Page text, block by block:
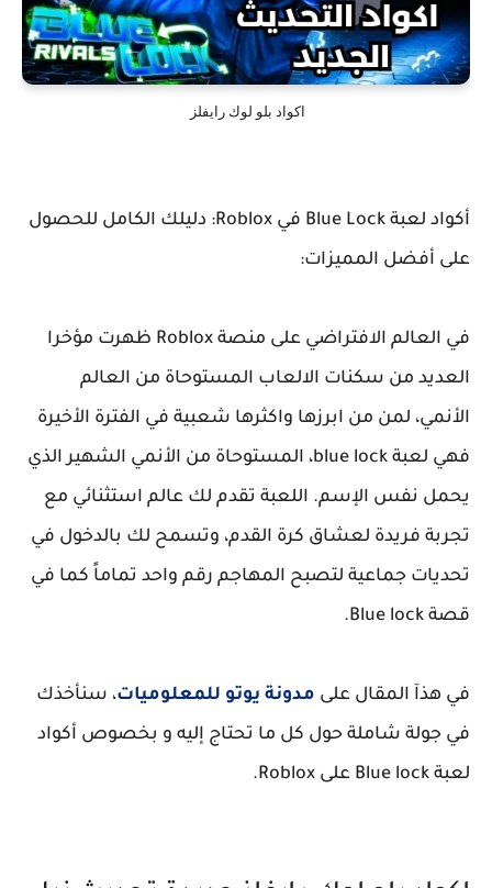
اكواد بلو لوك رايفلز
أكواد لعبة Blue Lock في Roblox: دليلك الكامل للحصول
على أفضل المميزات:
في العالم الافتراضي على منصة Roblox ظهرت مؤخرا
العديد من سكنات الالعاب المستوحاة من العالم
الأنمي، لمن من ابرزها واكثرها شعبية في الفترة الأخيرة
فهي لعبة blue lock، المستوحاة من الأنمي الشهير الذي
يحمل نفس الإسم. اللعبة تقدم لك عالم استثنائي مع
تجربة فريدة لعشاق كرة القدم، وتسمح لك بالدخول في
تحديات جماعية لتصبح المهاجم رقم واحد تماماً كما في
قصة Blue lock.
في هذآ المقال على مدونة يوتو للمعلوميات، سنأخذك
في جولة شاملة حول كل ما تحتاج إليه و بخصوص أكواد
لعبة Blue lock على Roblox.